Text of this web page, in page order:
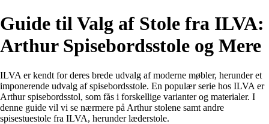
Guide til Valg af Stole fra ILVA:
Arthur Spisebordsstole og Mere
ILVA er kendt for deres brede udvalg af moderne møbler, herunder et
imponerende udvalg af spisebordsstole. En populær serie hos ILVA er
Arthur spisebordsstol, som fås i forskellige varianter og materialer. I
denne guide vil vi se nærmere på Arthur stolene samt andre
spisestuestole fra ILVA, herunder læderstole.